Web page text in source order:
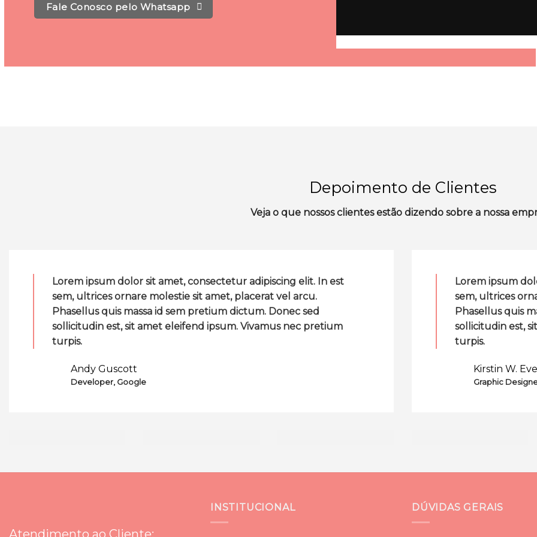
Fale Conosco pelo Whatsapp
Depoimento de Clientes
Veja o que nossos clientes estão dizendo sobre a nossa
Lorem ipsum dolor sit amet, consectetur adipiscing elit. In est
sem, ultrices ornare molestie sit amet, placerat vel arcu.
Phasellus quis massa id sem pretium dictum. Donec sed
sollicitudin est, sit amet eleifend ipsum. Vivamus nec pretium
turpis.
Andy Guscott
Developer, Google
Lorem ipsum
sem, ultrices
Phasellus quis
sollicitudin est,
turpis.
Kirstin W.
Graphic
INSTITUCIONAL DÚVIDAS GERAIS